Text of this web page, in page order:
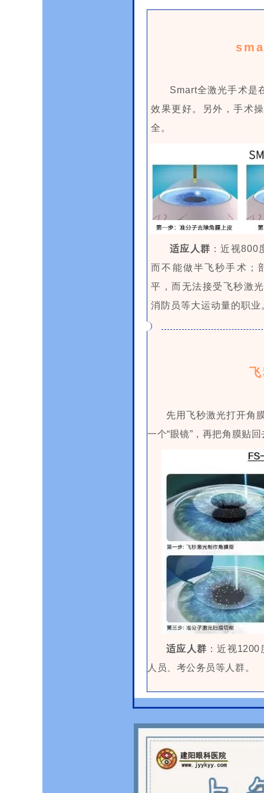
Smart全激光手术是
效果更好。另外，手术
全。
适应人群 ：近视
而不能做半飞秒手术；
平，而无法接受飞秒激
消防员等大运动量的职业
先用飞秒激光打开角
一个“眼镜”，再把角膜贴回
适应人群 ：近视
人员、考公务员等人群。